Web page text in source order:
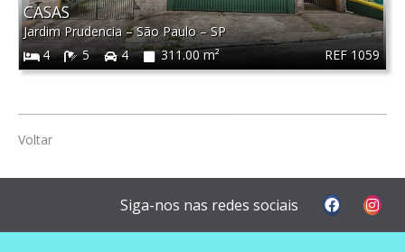
REF 1059
CASAS
Jardim Prudencia–São Paulo–SP
4
5 4 311.00 m²
Voltar
Siga-nos nas redes sociais